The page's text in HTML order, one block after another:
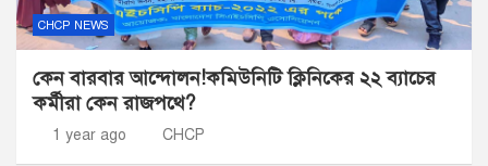
CHCP NEWS
কেন বারবার আন্দোলন!কমিউনিটি ক্লিনিকের ২২ ব্যাচের
কর্মীরা কেন রাজপথে?
1 year ago CHCP